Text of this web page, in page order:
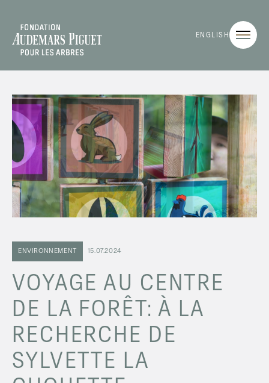
ENGLISH
ENVIRONNEMENT 15.07.2024
VOYAGE AU CENTRE
DE LA FORÊT: À LA
RECHERCHE DE
SYLVETTE LA